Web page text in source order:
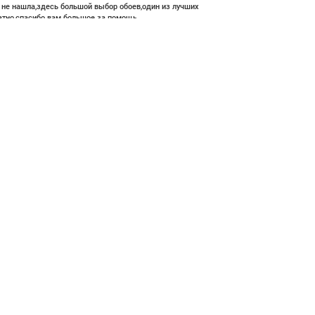
нашла,здесь большой выбор обоев,один из лучших
вам большое за помощь.